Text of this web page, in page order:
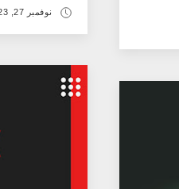
نوفمبر 27, 2023